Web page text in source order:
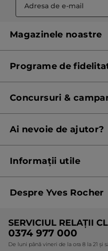
Magazinele noastre
Programe de
Concursuri &
Listă prețuri standard
Ai nevoie de ajutor?
Informații utile
Termeni și condiții pentru
Politica de confidențialitate
Protecția Consumatorilor -
Despre Yves Rocher
Expertiza noastră botanică
Angajamentele noastre
SERVICIUL RELAȚII
0374 977 000
De luni până vineri de la ora 8 la 21 și